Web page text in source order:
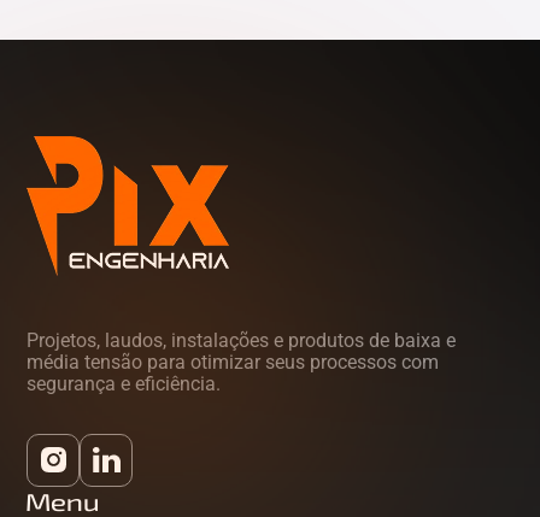
Projetos, laudos, instalações e produtos de baixa e
média tensão para otimizar seus processos com
segurança e eficiência.
Menu